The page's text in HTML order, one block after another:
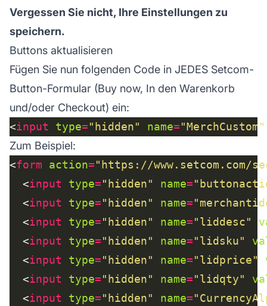
Vergessen Sie nicht, Ihre Einstellungen zu
speichern.
Buttons aktualisieren
Fügen Sie nun folgenden Code in JEDES Setcom-
Button-Formular (Buy now, In den Warenkorb
und/oder Checkout) ein:
<input type="hidden" name="MerchCustom"
Zum Beispiel:
<form action="https://www.setcom.com/
  <
input type="hidden" name=
  <
input type="hidden" name=
  <
input type="hidden" name="liddesc"
  <
input type="hidden" name="lidsku"
  <
input type="hidden" name="lidprice"
  <
input type="hidden" name="lidqty"
  <
input type="hidden" name=